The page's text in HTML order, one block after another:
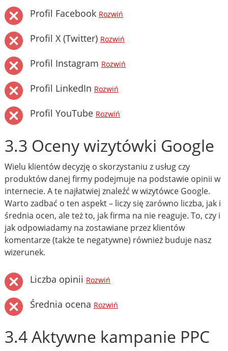
Profil Facebook Rozwiń
Profil X (Twitter) Rozwiń
Profil Instagram Rozwiń
Profil LinkedIn Rozwiń
Profil YouTube Rozwiń
3.3 Oceny wizytówki Google
Wielu klientów decyzję o skorzystaniu z usług czy
produktów danej firmy podejmuje na podstawie opinii w
internecie. A te najłatwiej znaleźć w wizytówce Google.
Warto zadbać o ten aspekt – liczy się zarówno liczba, jak i
średnia ocen, ale też to, jak firma na nie reaguje. To, czy i
jak odpowiadamy na zostawiane przez klientów
komentarze (także te negatywne) również buduje nasz
wizerunek.
Liczba opinii Rozwiń
Średnia ocena Rozwiń
3.4 Aktywne kampanie PPC